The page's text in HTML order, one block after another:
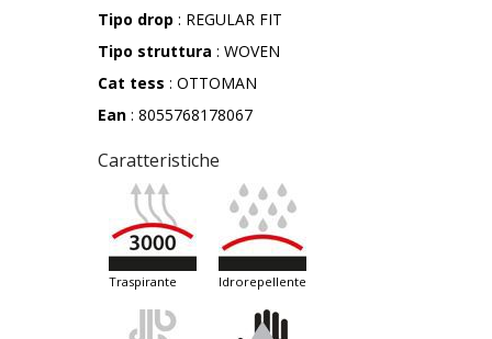
Tipo drop : REGULAR FIT
Tipo struttura : WOVEN
Cat tess : OTTOMAN
Ean : 8055768178067
Caratteristiche
traspirante idrorepellente